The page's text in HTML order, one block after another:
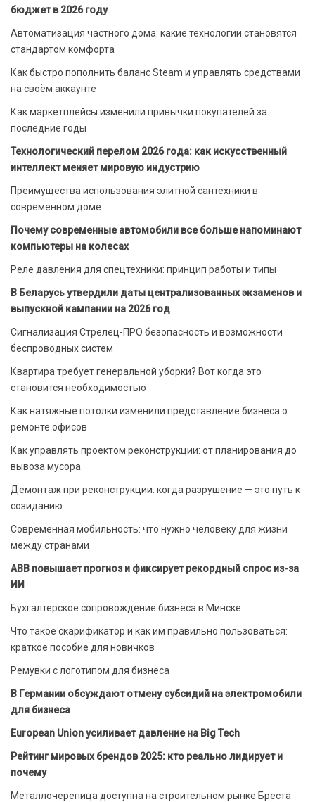
бюджет в 2026 году
Автоматизация частного дома: какие технологии становятся
стандартом комфорта
Как быстро пополнить баланс Steam и управлять средствами
на своём аккаунте
Как маркетплейсы изменили привычки покупателей за
последние годы
Технологический перелом 2026 года: как искусственный
интеллект меняет мировую индустрию
Преимущества использования элитной сантехники в
современном доме
Почему современные автомобили все больше напоминают
компьютеры на колесах
Реле давления для спецтехники: принцип работы и типы
В Беларусь утвердили даты централизованных экзаменов и
выпускной кампании на 2026 год
Сигнализация Стрелец-ПРО безопасность и возможности
беспроводных систем
Квартира требует генеральной уборки? Вот когда это
становится необходимостью
Как натяжные потолки изменили представление бизнеса о
ремонте офисов
Как управлять проектом реконструкции: от планирования до
вывоза мусора
Демонтаж при реконструкции: когда разрушение — это путь к
созиданию
Современная мобильность: что нужно человеку для жизни
между странами
ABB повышает прогноз и фиксирует рекордный спрос из-за
ИИ
Бухгалтерское сопровождение бизнеса в Минске
Что такое скарификатор и как им правильно пользоваться:
краткое пособие для новичков
Ремувки с логотипом для бизнеса
В Германии обсуждают отмену субсидий на электромобили
для бизнеса
European Union усиливает давление на Big Tech
Рейтинг мировых брендов 2025: кто реально лидирует и
почему
Металлочерепица доступна на строительном рынке Бреста